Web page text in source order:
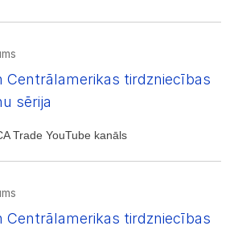
Centrālamerikas tirdzniecības
sērija
Trade YouTube kanāls
Centrālamerikas tirdzniecības